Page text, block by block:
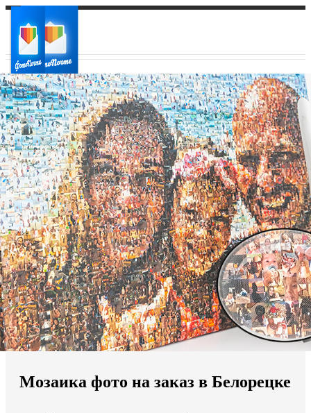
Ваш город:
Ваш регион доставки
Выберите из списка:
Мы доставляем по всему миру
Продолжить без города
Мозаика фото на заказ в Белорецке